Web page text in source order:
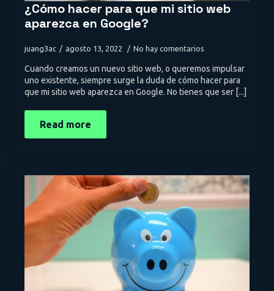
¿Cómo hacer para que mi sitio web
aparezca en Google?
juang3ac agosto 13, 2022 No hay comentarios
Cuando creamos un nuevo sitio web, o queremos impulsar
uno existente, siempre surge la duda de cómo hacer para
que mi sitio web aparezca en Google. No tienes que ser [...]
Read more